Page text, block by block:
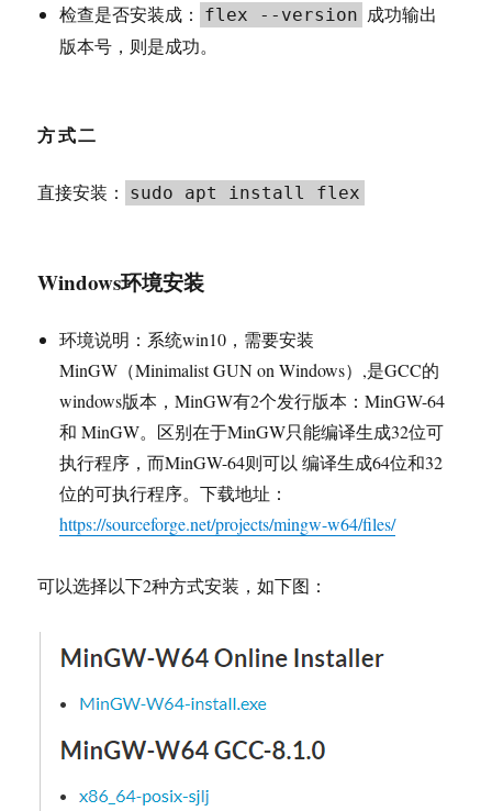
检查是否安装成：
flex --version 成功输出
版本号，则是成功。
方式二
直接安装： sudo apt install flex
Windows环境安装
环境说明：系统win10，需要安装
MinGW（Minimalist GUN on Windows）,是GCC的
windows版本，MinGW有2个发行版本：MinGW-64
和 MinGW。区别在于MinGW只能编译生成32位可
执行程序，而MinGW-64则可以 编译生成64位和32
位的可执行程序。下载地址：
https://sourceforge.net/projects/mingw-w64/files/
可以选择以下2种方式安装，如下图：